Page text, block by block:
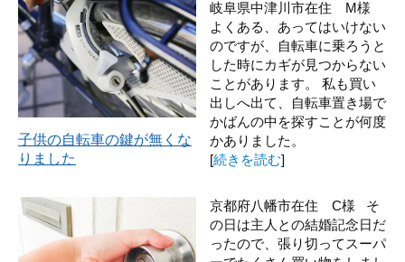
子供の自転車の鍵が無くな
りました
岐阜県中津川市在住 M様
よくある、あってはいけない
のですが、自転車に乗ろうと
した時にカギが見つからない
ことがあります。 私も買い
出しへ出て、自転車置き場で
かばんの中を探すことが何度
かありました。
[続きを読む]
京都府八幡市在住 C様 そ
の日は主人との結婚記念日だ
ったので、張り切ってスーパ